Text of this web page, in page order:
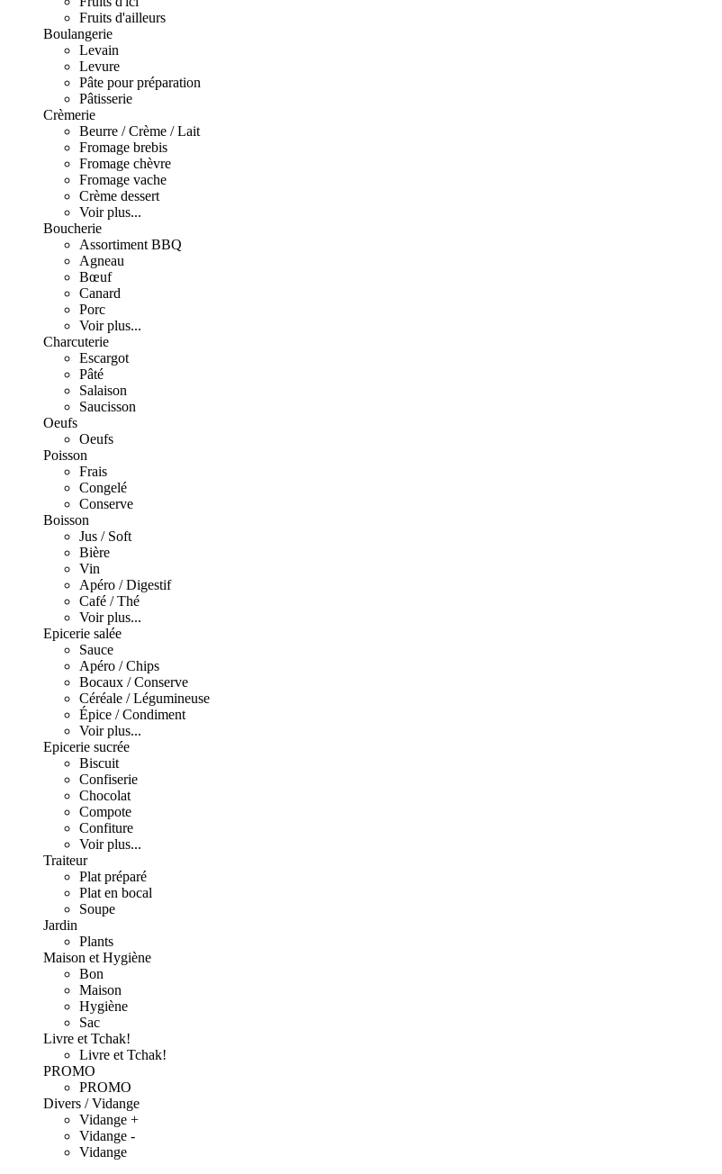
Fruits d'ailleurs
Boulangerie
Levain
Levure
Pâte pour préparation
Pâtisserie
Crèmerie
Beurre / Crème / Lait
Fromage brebis
Fromage chèvre
Fromage vache
Crème dessert
Voir plus...
Boucherie
Assortiment BBQ
Agneau
Bœuf
Canard
Porc
Voir plus...
Charcuterie
Escargot
Pâté
Salaison
Saucisson
Oeufs
Oeufs
Poisson
Frais
Congelé
Conserve
Boisson
Jus / Soft
Bière
Vin
Apéro / Digestif
Café / Thé
Voir plus...
Epicerie salée
Sauce
Apéro / Chips
Bocaux / Conserve
Céréale / Légumineuse
Épice / Condiment
Voir plus...
Epicerie sucrée
Biscuit
Confiserie
Chocolat
Compote
Confiture
Voir plus...
Traiteur
Plat préparé
Plat en bocal
Soupe
Jardin
Plants
Maison et Hygiène
Bon
Maison
Hygiène
Sac
Livre et Tchak!
Livre et Tchak!
PROMO
PROMO
Divers / Vidange
Vidange +
Vidange -
Vidange